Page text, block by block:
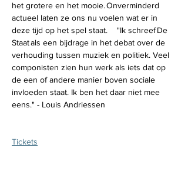
het grotere en het mooie. Onverminderd
actueel laten ze ons nu voelen wat er in
deze tijd op het spel staat.    "Ik schreef De
Staat als een bijdrage in het debat over de
verhouding tussen muziek en politiek. Veel
componisten zien hun werk als iets dat op
de een of andere manier boven sociale
invloeden staat. Ik ben het daar niet mee
eens." - Louis Andriessen
Tickets